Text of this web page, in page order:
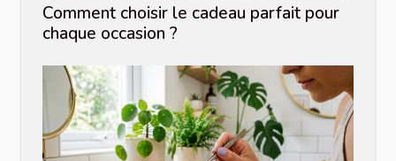
Comment choisir le cadeau parfait pour
chaque occasion ?